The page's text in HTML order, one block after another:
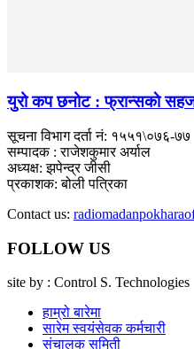
युरो कप छनोट : फ्रान्सकाे सहज
सूचना विभाग दर्ता नं: १५५१\०७६-७७
सम्पादक : राजेशकुमार अर्याल
अध्यक्ष: झपेन्द्र जीसी
प्रकाशक: बोली पत्रिका
Contact us:
FOLLOW US
site by : Control S. Technologies
हाम्रो बारेमा
सारेम स्वयंसेवक कर्मचारी
संचालक समिती